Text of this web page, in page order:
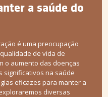
a saúde do
é uma preocupação
de vida de
o aumento das doenças
significativos na saúde
eficazes para manter a
diversas